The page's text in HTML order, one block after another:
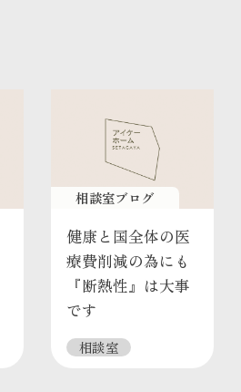
相談室ブログ
健康と国全体の医
療費削減の為にも
『断熱性』は大事
です
相談室